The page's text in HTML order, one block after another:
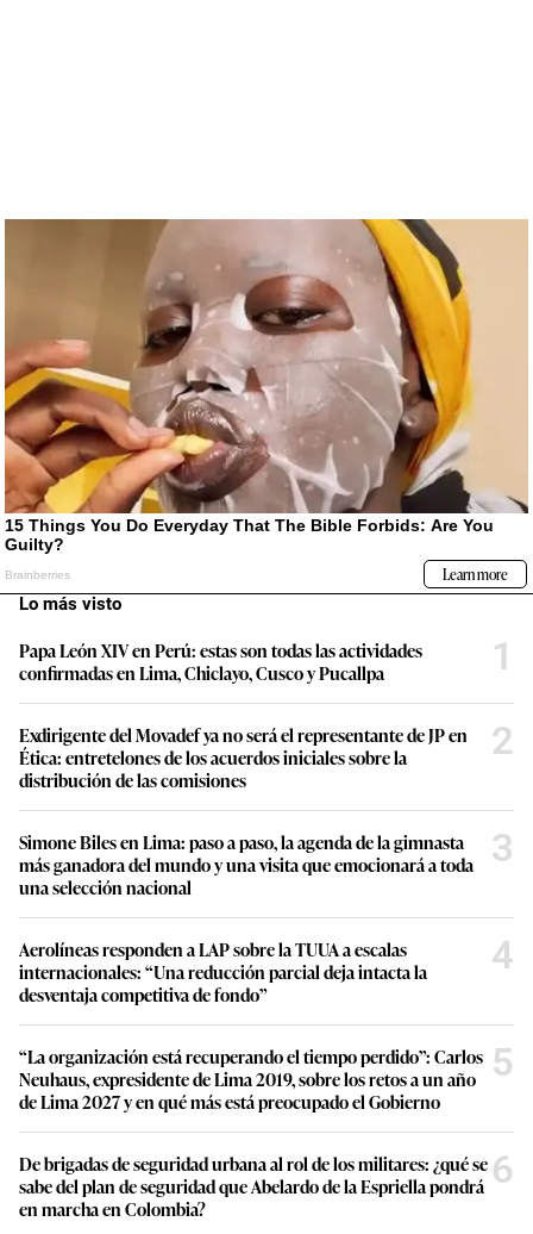
Lo más visto
Papa León XIV en Perú: estas son todas las actividades
confirmadas en Lima, Chiclayo, Cusco y Pucallpa
1
Exdirigente del Movadef ya no será el representante de JP en
Ética: entretelones de los acuerdos iniciales sobre la
distribución de las comisiones
2
Simone Biles en Lima: paso a paso, la agenda de la gimnasta
más ganadora del mundo y una visita que emocionará a toda
una selección nacional
3
Aerolíneas responden a LAP sobre la TUUA a escalas
internacionales: “Una reducción parcial deja intacta la
desventaja competitiva de fondo”
4
“La organización está recuperando el tiempo perdido”: Carlos
Neuhaus, expresidente de Lima 2019, sobre los retos a un año
de Lima 2027 y en qué más está preocupado el Gobierno
5
De brigadas de seguridad urbana al rol de los militares: ¿qué se
sabe del plan de seguridad que Abelardo de la Espriella pondrá
en marcha en Colombia?
6